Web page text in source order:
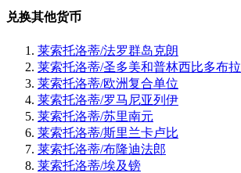
兑换其他货币
莱索托洛蒂/法罗群岛克朗
莱索托洛蒂/圣多美和普林西比多布拉
莱索托洛蒂/欧洲复合单位
莱索托洛蒂/罗马尼亚列伊
莱索托洛蒂/苏里南元
莱索托洛蒂/斯里兰卡卢比
莱索托洛蒂/布隆迪法郎
莱索托洛蒂/埃及镑